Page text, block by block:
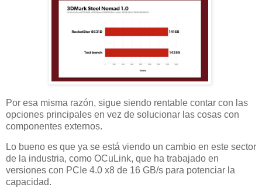
Por esa misma razón, sigue siendo rentable contar con las
opciones principales en vez de solucionar las cosas con
componentes externos.
Lo bueno es que ya se está viendo un cambio en este sector
de la industria, como OCuLink, que ha trabajado en
versiones con PCIe 4.0 x8 de 16 GB/s para potenciar la
capacidad.